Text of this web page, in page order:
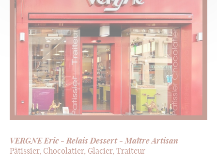
VERGNE Eric - Relais Dessert - Maître Artisan
Pâtissier, Chocolatier, Glacier, Traiteur